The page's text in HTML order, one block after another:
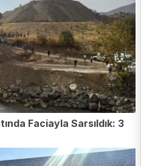
Faciayla Sarsıldık: 3